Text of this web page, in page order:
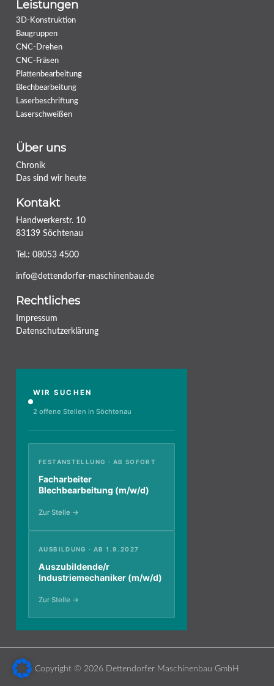
Leistungen
3D-Konstruktion
Baugruppen
CNC-Drehen
CNC-Fräsen
Plattenbearbeitung
Blechbearbeitung
Laserbeschriftung
Laserschweißen
Über uns
Chronik
Das sind wir heute
Kontakt
Handwerkerstr. 10
83139 Söchtenau
Tel.: 08053 4500
info@dettendorfer-maschinenbau.de
Rechtliches
Impressum
Datenschutzerklärung
WIR SUCHEN
2 offene Stellen in Söchtenau
FESTANSTELLUNG · AB SOFORT
Facharbeiter
Blechbearbeitung (m/w/d)
Zur Stelle →
AUSBILDUNG · AB 1.9.2027
Auszubildende/r
Industriemechaniker (m/w/d)
Zur Stelle →
Copyright © 2026 Dettendorfer Maschinenbau GmbH